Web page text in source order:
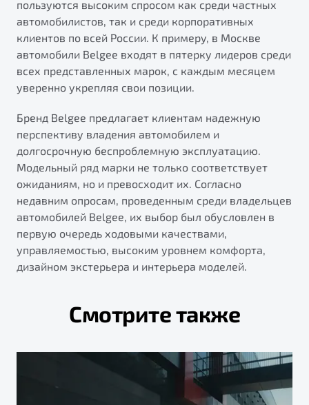
пользуются высоким спросом как среди частных
автомобилистов, так и среди корпоративных
клиентов по всей России. К примеру, в Москве
автомобили Belgee входят в пятерку лидеров среди
всех представленных марок, с каждым месяцем
уверенно укрепляя свои позиции.
Бренд Belgee предлагает клиентам надежную
перспективу владения автомобилем и
долгосрочную беспроблемную эксплуатацию.
Модельный ряд марки не только соответствует
ожиданиям, но и превосходит их. Согласно
недавним опросам, проведенным среди владельцев
автомобилей Belgee, их выбор был обусловлен в
первую очередь ходовыми качествами,
управляемостью, высоким уровнем комфорта,
дизайном экстерьера и интерьера моделей.
Смотрите также